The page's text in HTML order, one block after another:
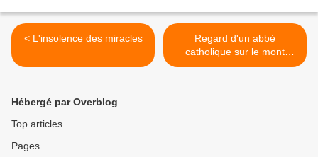
< L'insolence des miracles
Regard d'un abbé
catholique sur le mont
Athos >
Hébergé par Overblog
Top articles
Pages